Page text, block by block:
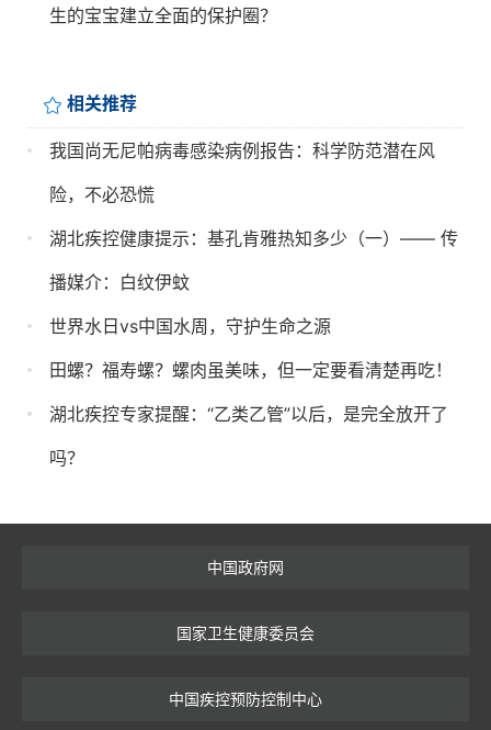
生的宝宝建立全面的保护圈？
相关推荐
我国尚无尼帕病毒感染病例报告：科学防范潜在风
险，不必恐慌
湖北疾控健康提示：基孔肯雅热知多少（一）—— 传
播媒介：白纹伊蚊
世界水日vs中国水周，守护生命之源
田螺？福寿螺？螺肉虽美味，但一定要看清楚再吃！
湖北疾控专家提醒：“乙类乙管”以后，是完全放开了
吗？
中国政府网
国家卫生健康委员会
中国疾控预防控制中心